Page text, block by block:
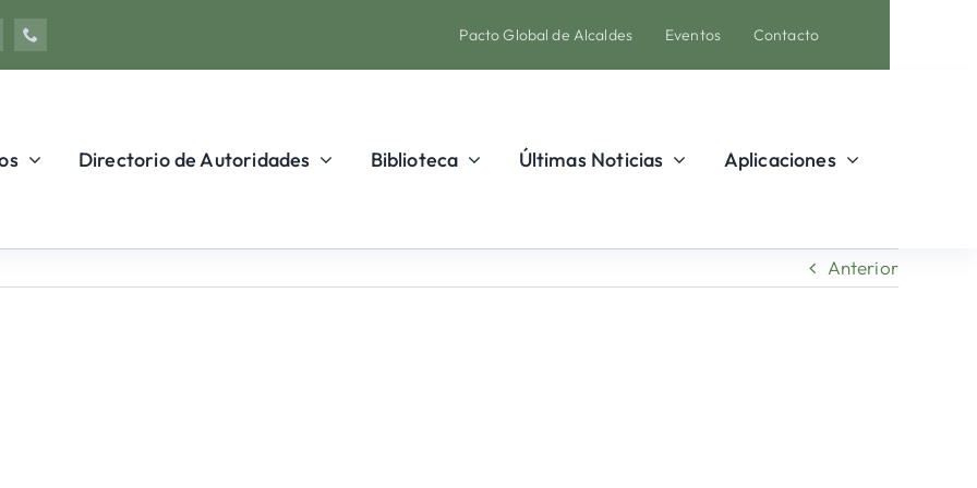
Pacto Global de Alcaldes Eventos Contacto
Directorio de Autoridades Biblioteca Últimas Noticias Aplicaciones
Anterior